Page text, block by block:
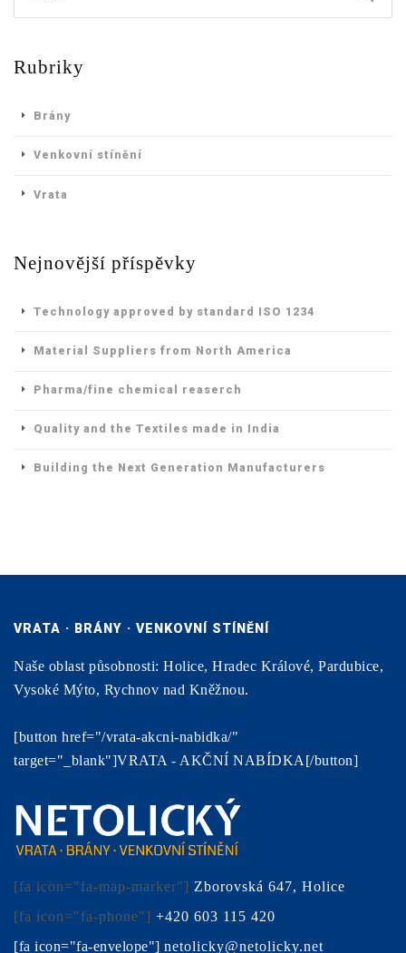
Rubriky
Brány
Venkovní stínění
Vrata
Nejnovější příspěvky
Technology approved by standard ISO 1234
Material Suppliers from North America
Pharma/fine chemical reaserch
Quality and the Textiles made in India
Building the Next Generation Manufacturers
VRATA · BRÁNY · VENKOVNÍ STÍNĚNÍ
Naše oblast působnosti: Holice, Hradec Králové, Pardubice,
Vysoké Mýto, Rychnov nad Kněžnou.
[button href="/vrata-akcni-nabidka/"
target="_blank"]VRATA - AKČNÍ NABÍDKA[/button]
[fa icon="fa-map-marker"] Zborovská 647, Holice
[fa icon="fa-phone"] +420 603 115 420
[fa icon="fa-envelope"] netolicky@netolicky.net